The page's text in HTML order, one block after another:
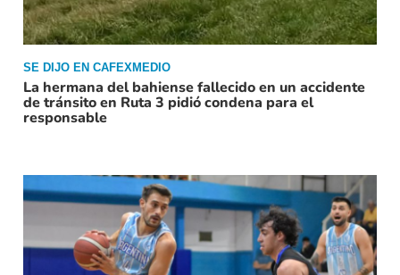
SE DIJO EN CAFEXMEDIO
La hermana del bahiense fallecido en un accidente
de tránsito en Ruta 3 pidió condena para el
responsable